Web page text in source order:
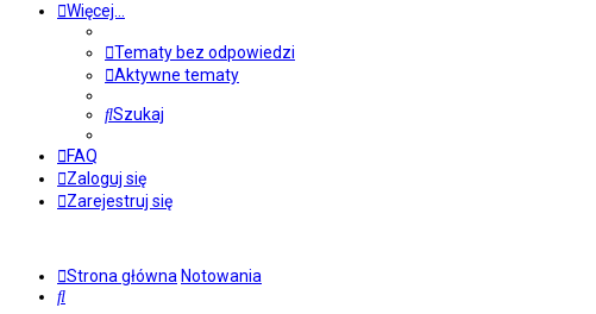
Więcej…
Tematy bez odpowiedzi
Aktywne tematy
Szukaj
FAQ
Zaloguj się
Zarejestruj się
Strona główna Notowania
Szukaj